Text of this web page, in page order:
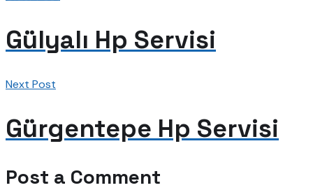
Gülyalı Hp Servisi
Next Post
Gürgentepe Hp Servisi
Post a Comment